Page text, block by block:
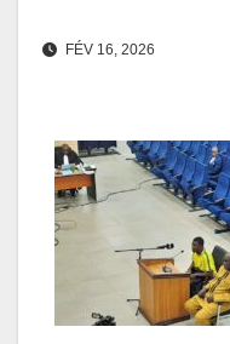
FÉV 16, 2026